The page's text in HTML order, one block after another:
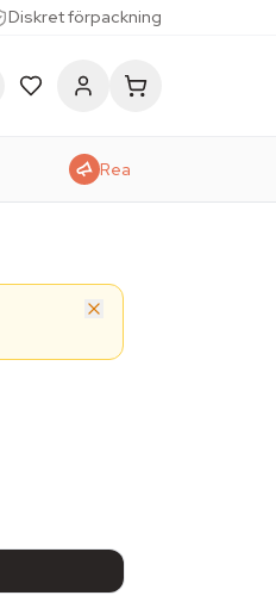
Diskret förpackning
Rea